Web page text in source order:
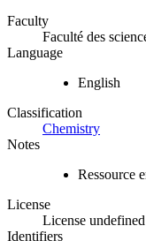
Faculty
Faculté des
Language
English
Classification
Chemistry
Notes
Ressource
License
License undefined
Identifiers